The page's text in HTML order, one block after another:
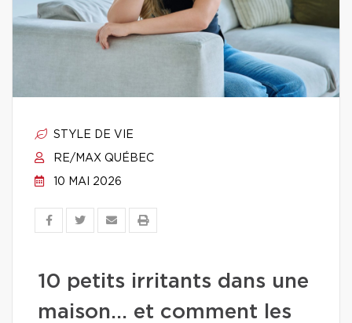
STYLE DE VIE
RE/MAX QUÉBEC
10 MAI 2026
10 petits irritants dans une
maison… et comment les